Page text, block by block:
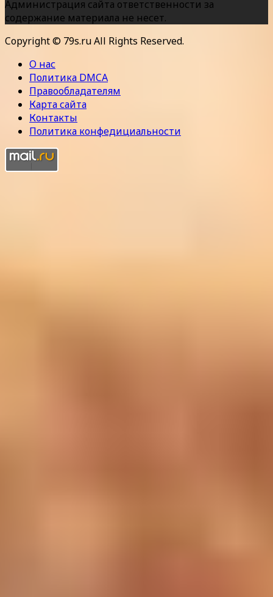
Администрация сайта ответственности за
содержание материала не несет.
Copyright © 79s.ru All Rights Reserved.
О нас
Политика DMCA
Правообладателям
Карта сайта
Контакты
Политика конфедициальности